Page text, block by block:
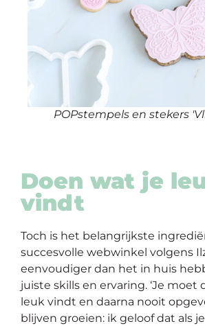
POPstempels en stekers
Doen wat je
vindt
Toch is het belangrijkste
succesvolle webwinkel volgens
eenvoudiger dan het in huis
juiste skills en ervaring. ‘Je moet
leuk vindt en daarna nooit
blijven groeien: ik geloof dat als